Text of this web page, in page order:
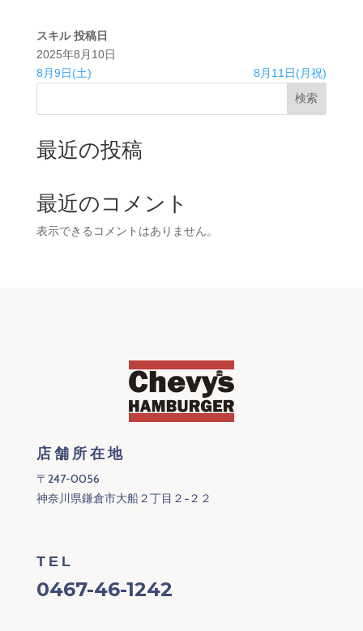
スキル 投稿日
2025年8月10日
8月9日(土)
8月11日(月祝)
検索
最近の投稿
最近のコメント
表示できるコメントはありません。
店舗所在地
〒247-0056
神奈川県鎌倉市大船２丁目２−２２
TEL
0467-46-1242